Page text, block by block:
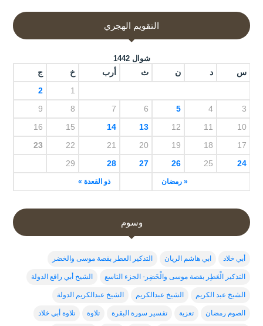
التقويم الهجري
شوال 1442
س د ن ث أرب خ ج
« رمضان ذو القعدة »
1
2
3
4
5
6
7
8
9
10
11
12
13
14
15
16
17
18
19
20
21
22
23
24
25
26
27
28
29
وسوم
أبي خلاد ابي هاشم الريان التذكير العطر بقصة موسى والخضر
التذكير الْعَطِر بقصة موسى والْخَضِر- الجزء التاسع الشيخ أبي رافع الدولة
الشيخ عبد الكريم الشيخ عبدالكريم الشيخ عبدالكريم الدولة
الصوم رمضان تعزية تفسير سورة البقرة تلاوة تلاوة أبي خلاد